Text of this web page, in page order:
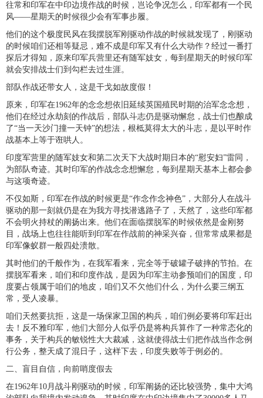
往常和印军在中印边境作战的时候，岂论争况怎么，印军都有一个民
风——星期天的时候很少会有军事步履。
他们的这个极度民风在我摆脱军刚驱动作战的时候就发现了，刚驱动
的时候咱们还相等疑忌，难不成是印军又有什么大动作？经过一番打
探后才得知，原来印军兵营里还有随军妓女，每到星期天的时候印军
就会安排战士们到勾栏去过生涯。
部队作战还带女人，这是干戈如故度假！
原来，印军在1962年的念念想依旧延续英国殖民时期的治军念念想，
他们在经过永劫刻的作战后，部队斗志仍是驱动懈怠，战士们也酿成
了“当一天沙门撞一天钟”的想法，根柢莫得太大的斗志，是以平时作
战基本上等于诳哄人。
印度军营里的随军妓女和第二次天下大战时期日本的“慰安妇”雷同，
为部队奇迹。其时印军的作战念念想懈怠，每到星期天基本上都会参
与这项奇迹。
不仅如斯，印军在作战的时候更是“作念作念神色”，大部分人在战斗
驱动的那一刻就仍是在为我方寻找潜逃路子了，天然了，这些印军都
不会明火持杖的阐扬出来。他们在面临摆脱军的时候依然是金刚努
目，战场上也往往能听到印军在作战前的神采兴奋，但常常成果都是
印军像蚁群一般四处溃散。
其时他们的千般作为，在我军看来，完全等于破罐子破摔的节拍。在
摆脱军看来，咱们和印度作战，是因为印军主动参预咱们的国度，印
度要占领属于咱们的地皮，咱们又不欠他们什么，为什么要三纲五
常，受人凌暴。
咱们天然要抗拒，这是一场保家卫国的构兵，咱们例必要将印军赶出
去！反不雅印军，他们大部分人似乎仍是将构兵算作了一种常态化的
事务，关于构兵的敏锐性大大裁减，这就使得战士们把作战当作念例
行公务，整天成了混日子，这样下去，印度失败等于例必的。
二、盲目自信，向前哨度假去
在1962年10月战斗刚驱动的时候，印军阐扬的还比较强势，集中大鸿